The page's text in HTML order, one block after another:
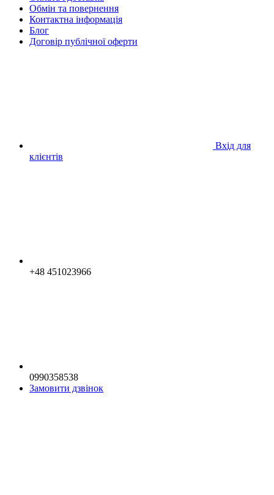
Обмін та повернення
Контактна інформація
Блог
Договір публічної оферти
Вхід для
клієнтів
+48 451023966
0990358538
Замовити дзвінок